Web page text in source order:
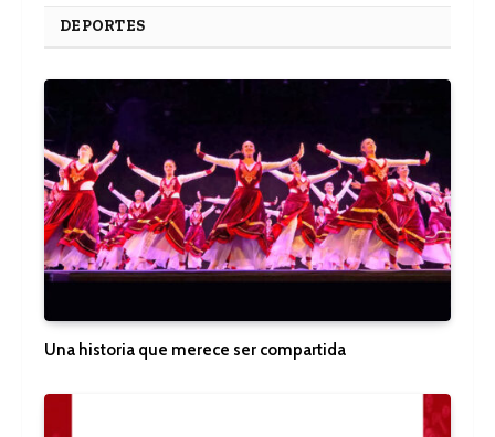
DEPORTES
Una historia que merece ser compartida